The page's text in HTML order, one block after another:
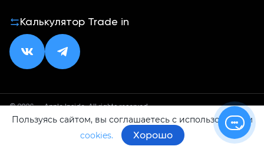
Калькулятор Trade in
© 2026 — Apple Inside. All rights reserved.
Политика конфиденциальностиОферта
Пользуясь сайтом, вы соглашаетесь с использованием
cookies.
Хорошо